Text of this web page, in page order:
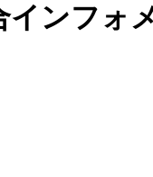
保険業務
ンフォ